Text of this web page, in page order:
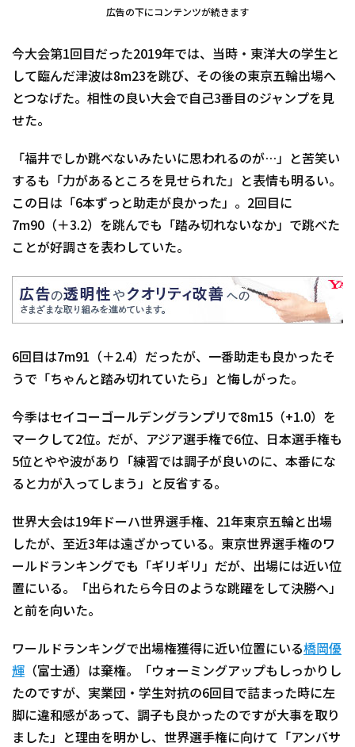
広告の下にコンテンツが続きます
今大会第1回目だった2019年では、当時・東洋大の学生と
して臨んだ津波は8m23を跳び、その後の東京五輪出場へ
とつなげた。相性の良い大会で自己3番目のジャンプを見
せた。
「福井でしか跳べないみたいに思われるのが…」と苦笑い
するも「力があるところを見せられた」と表情も明るい。
この日は「6本ずっと助走が良かった」。2回目に
7m90（＋3.2）を跳んでも「踏み切れないなか」で跳べた
ことが好調さを表わしていた。
6回目は7m91（＋2.4）だったが、一番助走も良かったそ
うで「ちゃんと踏み切れていたら」と悔しがった。
今季はセイコーゴールデングランプリで8m15（+1.0）を
マークして2位。だが、アジア選手権で6位、日本選手権も
5位とやや波があり「練習では調子が良いのに、本番にな
ると力が入ってしまう」と反省する。
世界大会は19年ドーハ世界選手権、21年東京五輪と出場
したが、至近3年は遠ざかっている。東京世界選手権のワ
ールドランキングでも「ギリギリ」だが、出場には近い位
置にいる。「出られたら今日のような跳躍をして決勝へ」
と前を向いた。
ワールドランキングで出場権獲得に近い位置にいる橋岡優
輝 （富士通）は棄権。「ウォーミングアップもしっかりし
たのですが、実業団・学生対抗の6回目で詰まった時に左
脚に違和感があって、調子も良かったのですが大事を取り
ました」と理由を明かし、世界選手権に向けて「アンバサ